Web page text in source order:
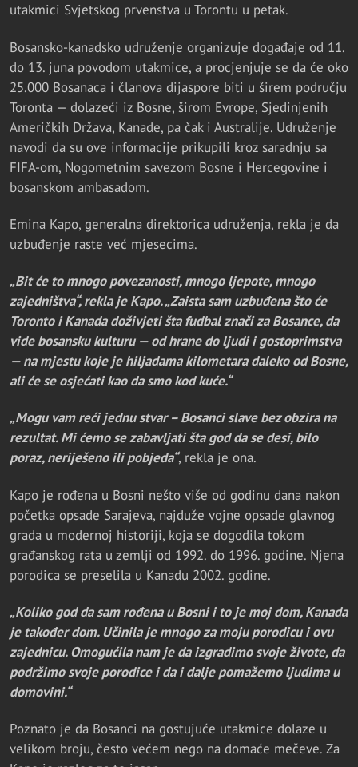
utakmici Svjetskog prvenstva u Torontu u petak.
Bosansko-kanadsko udruženje organizuje događaje od 11.
do 13. juna povodom utakmice, a procjenjuje se da će oko
25.000 Bosanaca i članova dijaspore biti u širem području
Toronta — dolazeći iz Bosne, širom Evrope, Sjedinjenih
Američkih Država, Kanade, pa čak i Australije. Udruženje
navodi da su ove informacije prikupili kroz saradnju sa
FIFA-om, Nogometnim savezom Bosne i Hercegovine i
bosanskom ambasadom.
Emina Kapo, generalna direktorica udruženja, rekla je da
uzbuđenje raste već mjesecima.
„Bit će to mnogo povezanosti, mnogo ljepote, mnogo
zajedništva“, rekla je Kapo. „Zaista sam uzbuđena što će
Toronto i Kanada doživjeti šta fudbal znači za Bosance, da
vide bosansku kulturu — od hrane do ljudi i gostoprimstva
— na mjestu koje je hiljadama kilometara daleko od Bosne,
ali će se osjećati kao da smo kod kuće.“
„Mogu vam reći jednu stvar – Bosanci slave bez obzira na
rezultat. Mi ćemo se zabavljati šta god da se desi, bilo
poraz, neriješeno ili pobjeda“, rekla je ona.
Kapo je rođena u Bosni nešto više od godinu dana nakon
početka opsade Sarajeva, najduže vojne opsade glavnog
grada u modernoj historiji, koja se dogodila tokom
građanskog rata u zemlji od 1992. do 1996. godine. Njena
porodica se preselila u Kanadu 2002. godine.
„Koliko god da sam rođena u Bosni i to je moj dom, Kanada
je također dom. Učinila je mnogo za moju porodicu i ovu
zajednicu. Omogućila nam je da izgradimo svoje živote, da
podržimo svoje porodice i da i dalje pomažemo ljudima u
domovini.“
Poznato je da Bosanci na gostujuće utakmice dolaze u
velikom broju, često većem nego na domaće mečeve. Za